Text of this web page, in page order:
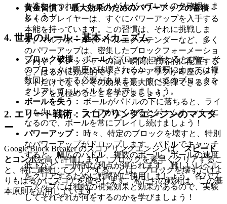
を進むにつれて、レベルが上がっていくのを確認しま
しょう！
4. 世界のルール：基本メカニズム
ブロック破壊： ボールがブロックに当たるたびに、そ
のブロックは即座に破壊されるか、種類によっては複
数回ヒットする必要があります。すべてのブロックを
クリアして、レベルをクリアしましょう。
ボールを失う：
ボールがパドルの下に落ちると、ライ
フを失います。ライフがなくなるとゲームオーバーに
なるので、ボールを常にプレイし続けましょう！
パワーアップ：
時々、特定のブロックを壊すと、特別
なパワーアップがドロップします。パドルでキャッチ
すると、幅広のパドル、複数のボール、ボールの速度
低下など、一時的な利点が得られます。難しいレベル
をクリアするために戦略的に使用しましょう。各パワ
ーアップには独特の視覚効果と効果があるので、実験
してそれぞれが何をするのかを学びましょう！
黄金習慣 3：最大効果のためのパワーアップの蓄積-
多くのプレイヤーは、すぐにパワーアップを入手する
本能を持っています。この習慣は、それに挑戦しま
す。マルチボールやパドルエクステンダーなど、多く
のパワーアップは、密集したブロックフォーメーショ
ン内や、プレッシャーの高い瞬間に戦略的に配置する
と、はるかに効果的です。パワーアップが即座のメリ
ットだけでなく、その効果を最大限に発揮できるタイ
ミングを見極めることを学びましょう。
2. エリート戦術：スコアリングエンジンのマスタ
ー
Google Block Breaker のスコアリングエンジンは、スピード
とコンボを高く評価します。ブロックを素早くクリアするこ
と、特に連続してクリアすることは、ブロックを壊すだけよ
りもはるかにスコアを増やします。私たちの戦術は、この基
本原則を活用しています。